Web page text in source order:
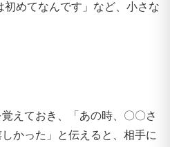
初めてなんです」など、小さな
えておき、「あの時、〇〇さ
かった」と伝えると、相手に